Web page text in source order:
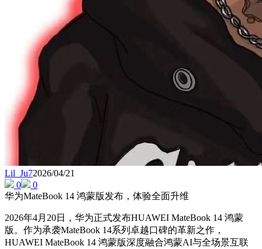
Lil_Ju72026/04/21
0
0
华为MateBook 14 鸿蒙版发布，体验全面升维
2026年4月20日，华为正式发布HUAWEI MateBook 14 鸿蒙
版。作为承袭MateBook 14系列卓越口碑的革新之作，
HUAWEI MateBook 14 鸿蒙版深度融合鸿蒙AI与全场景互联